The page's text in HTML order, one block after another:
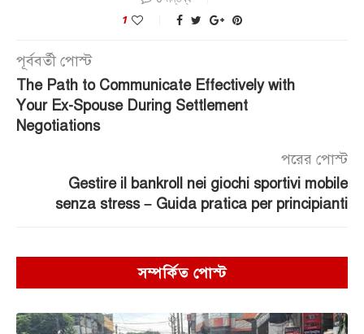
1
পূর্ববর্তী পোস্ট
The Path to Communicate Effectively with
Your Ex-Spouse During Settlement
Negotiations
পরের পোস্ট
Gestire il bankroll nei giochi sportivi mobile
senza stress – Guida pratica per principianti
সম্পর্কিত পোস্ট